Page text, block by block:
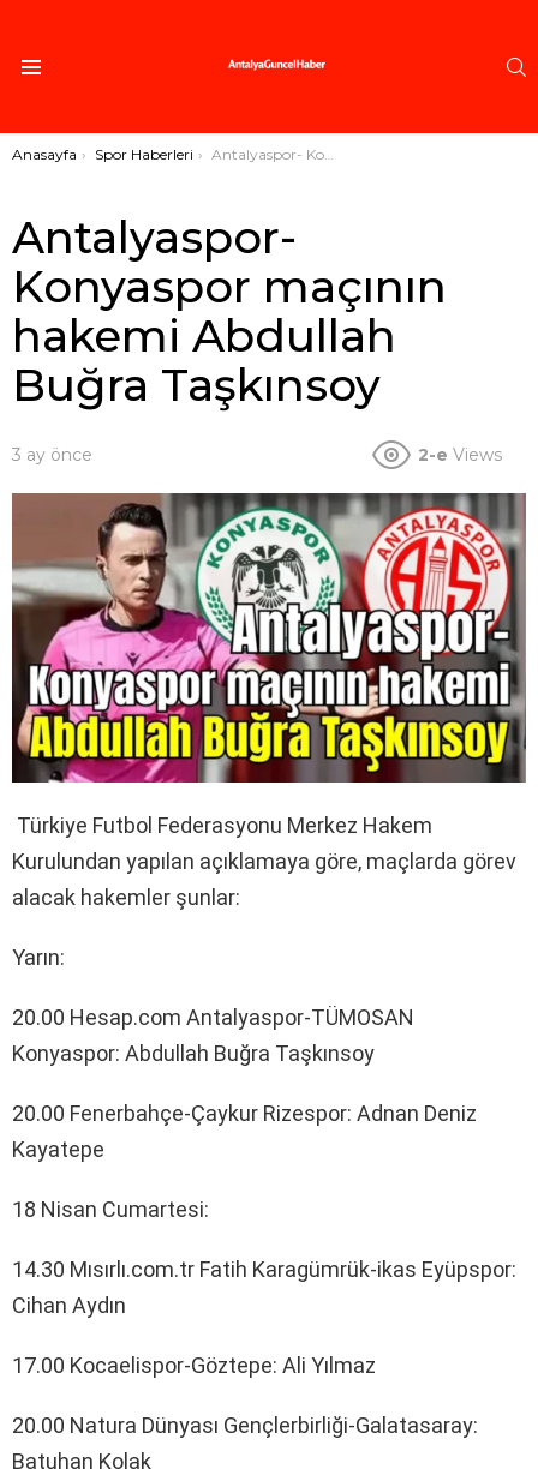
Buradasınız:
Anasayfa Spor Haberleri Antalyaspor- Konyaspor maçının hakemi Abdullah Buğra Taşkınsoy
Antalyaspor-
Konyaspor maçının
hakemi Abdullah
Buğra Taşkınsoy
3 ay önce 2-e Views
Türkiye Futbol Federasyonu Merkez Hakem
Kurulundan yapılan açıklamaya göre, maçlarda görev
alacak hakemler şunlar:
Yarın:
20.00 Hesap.com Antalyaspor-TÜMOSAN
Konyaspor: Abdullah Buğra Taşkınsoy
20.00 Fenerbahçe-Çaykur Rizespor: Adnan Deniz
Kayatepe
18 Nisan Cumartesi:
14.30 Mısırlı.com.tr Fatih Karagümrük-ikas Eyüpspor:
Cihan Aydın
17.00 Kocaelispor-Göztepe: Ali Yılmaz
20.00 Natura Dünyası Gençlerbirliği-Galatasaray:
Batuhan Kolak